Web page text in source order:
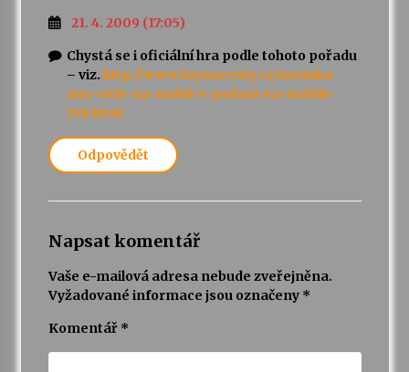
21. 4. 2009 (17:05)
Chystá se i oficiální hra podle tohoto pořadu
– viz. http://www.hrynacesty.cz/novinka-
ano-sefe-na-mobil-v-podani-ea-mobile-
158.html
Odpovědět
Napsat komentář
Vaše e-mailová adresa nebude zveřejněna.
Vyžadované informace jsou označeny *
Komentář *